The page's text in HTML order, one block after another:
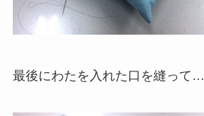
最後にわたを入れた口を縫って…